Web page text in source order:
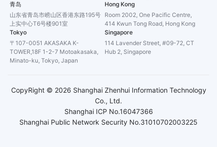
青岛
山东省青岛市崂山区香港东路195号
上实中心T6号楼901室
Hong Kong
Room 2002, One Pacific Centre,
414 Kwun Tong Road, Hong Kong
Tokyo
〒107-0051 AKASAKA K-
TOWER,18F 1-2-7 Motoakasaka,
Minato-ku, Tokyo, Japan
Singapore
114 Lavender Street, #09-72, CT
Hub 2, Singapore
Shanghai ICP No.16047366
Shanghai Public Network Security No.31010702003225
CopyRight © 2026 Shanghai Zhenhui Information Technology
Co., Ltd.